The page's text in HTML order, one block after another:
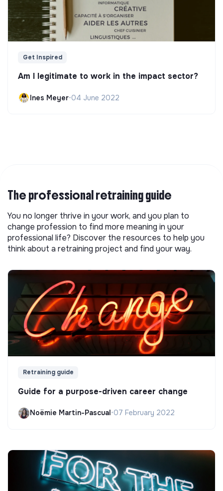
Get Inspired
Am I legitimate to work in the impact sector?
Ines Meyer•04 June 2022
The professional retraining guide
You no longer thrive in your work, and you plan to
change profession to find more meaning in your
professional life? Discover the resources to help you
think about a retraining project and find your way.
Retraining guide
Guide for a purpose-driven career change
Noëmie Martin-Pascual•07 February 2022